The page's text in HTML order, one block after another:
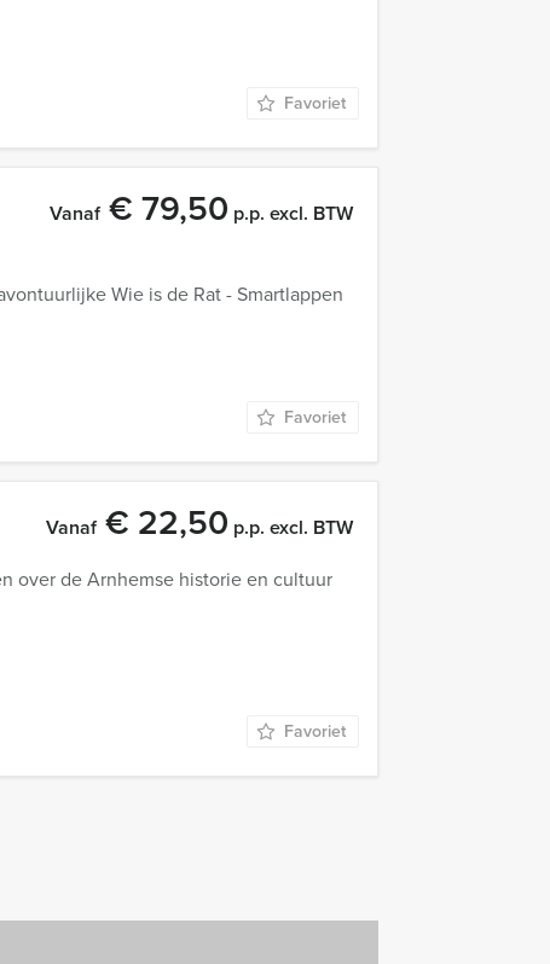
Favoriet
Vanaf€ 79,50 p.p. excl. BTW
Wie is de Rat - Smartlappen
Favoriet
Vanaf€ 22,50 p.p. excl. BTW
over de Arnhemse historie en cultuur
Favoriet